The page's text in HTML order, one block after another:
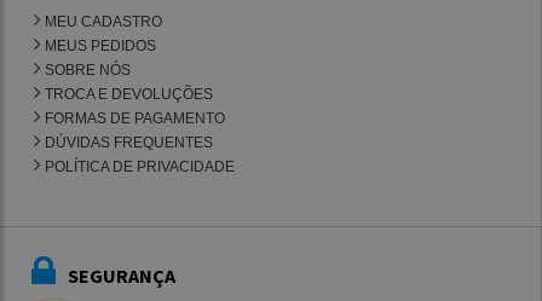
MEU CADASTRO
MEUS PEDIDOS
SOBRE NÓS
TROCA E DEVOLUÇÕES
FORMAS DE PAGAMENTO
DÚVIDAS FREQUENTES
POLÍTICA DE PRIVACIDADE
SEGURANÇA